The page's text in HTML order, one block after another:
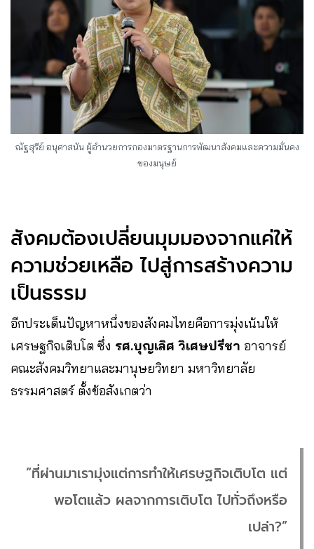
ณัฐสุรีย์ อนุศาสนัน ผู้อำนวยการกองมาตรฐานการพัฒนาสังคมและความมั่นคง
ของมนุษย์
สังคมต้องเปลี่ยนมุมมองจากแค่ให้
ความช่วยเหลือ ไปสู่การสร้างความ
เป็นธรรม
อีกประเด็นปัญหาหนึ่งของสังคมไทยคือการมุ่งเน้นให้
เศรษฐกิจเติบโต ซึ่ง รศ.บุญเลิศ วิเศษปรีชา อาจารย์
คณะสังคมวิทยาและมานุษยวิทยา มหาวิทยาลัย
ธรรมศาสตร์ ตั้งข้อสังเกตว่า
“ที่ผ่านมาเรามุ่งแต่การทำให้เศรษฐกิจเติบโต แต่
พอโตแล้ว ผลจากการเติบโต ไปทั่วถึงหรือ
เปล่า?”